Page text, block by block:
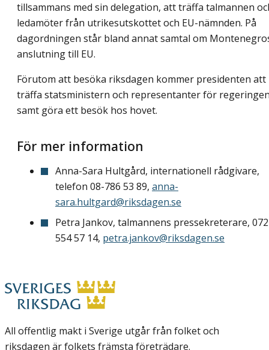
tillsammans med sin delegation, att träffa talmannen
ledamöter från utrikesutskottet och EU-nämnden. På
dagordningen står bland annat samtal om
anslutning till EU.
Förutom att besöka riksdagen kommer presidenten att
träffa statsministern och representanter för
samt göra ett besök hos hovet.
För mer information
Anna-Sara Hultgård, internationell rådgivare,
telefon 08-786 53 89, anna-
sara.hultgard@riksdagen.se
Petra Jankov, talmannens pressekreterare,
554 57 14, petra.jankov@riksdagen.se
All offentlig makt i Sverige utgår från folket och
riksdagen är folkets främsta företrädare.